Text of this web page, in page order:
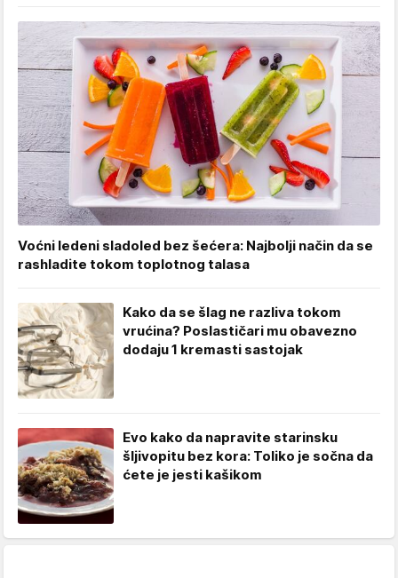
Voćni ledeni sladoled bez šećera: Najbolji način da se
rashladite tokom toplotnog talasa
Kako da se šlag ne razliva tokom
vrućina? Poslastičari mu obavezno
dodaju 1 kremasti sastojak
Evo kako da napravite starinsku
šljivopitu bez kora: Toliko je sočna da
ćete je jesti kašikom